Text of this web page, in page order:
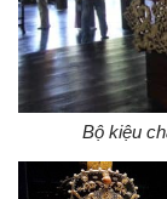
Bộ kiệu